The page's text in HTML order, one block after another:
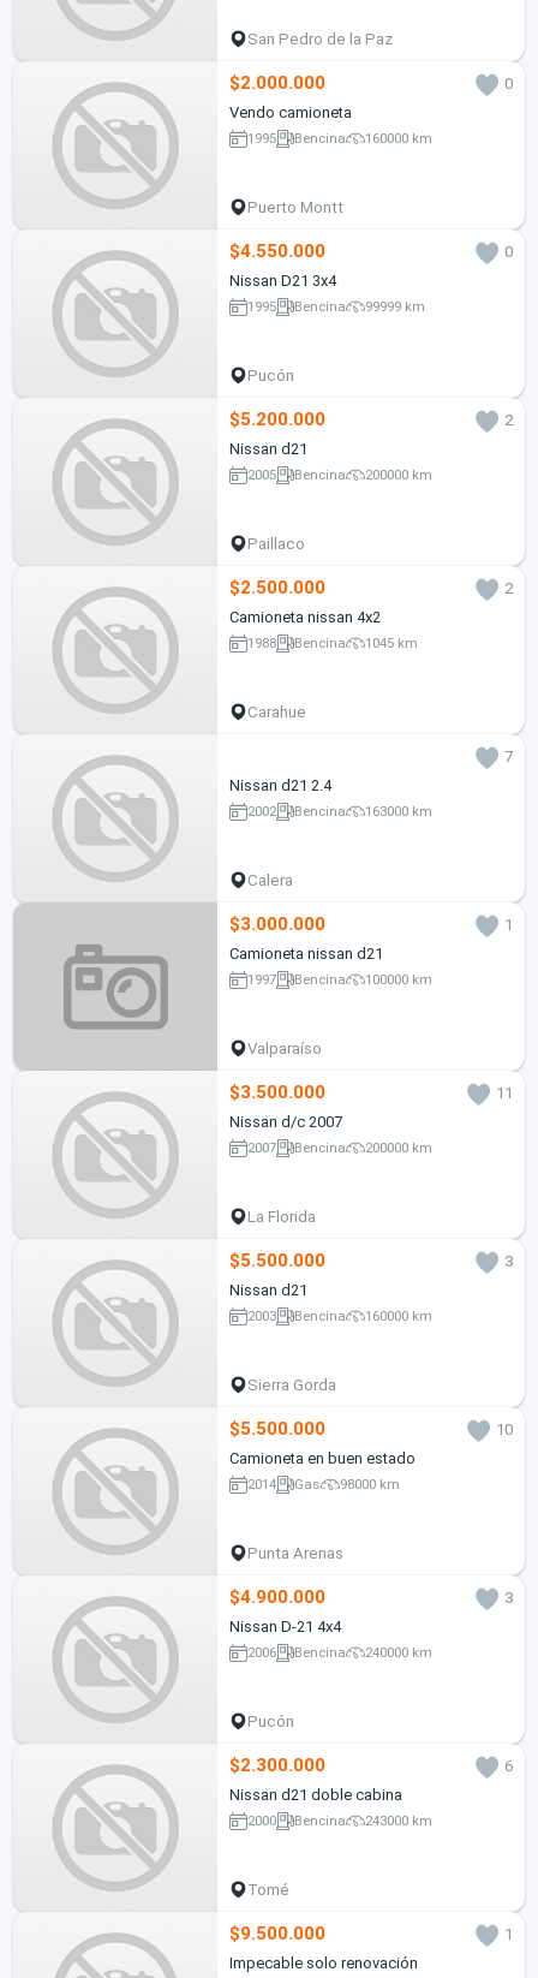
San Pedro de la Paz
$2.000.000
0
Vendo camioneta
1995 Bencina 160000 km
Puerto Montt
$4.550.000
0
Nissan D21 3x4
1995 Bencina 99999 km
Pucón
$5.200.000
2
Nissan d21
2005 Bencina 200000 km
Paillaco
$2.500.000
2
Camioneta nissan 4x2
1988 Bencina 1045 km
Carahue
7
Nissan d21 2.4
2002 Bencina 163000 km
Calera
$3.000.000
1
Camioneta nissan d21
1997 Bencina 100000 km
Valparaíso
$3.500.000
11
Nissan d/c 2007
2007 Bencina 200000 km
La Florida
$5.500.000
3
Nissan d21
2003 Bencina 160000 km
Sierra Gorda
$5.500.000
10
Camioneta en buen estado
2014 Gas 98000 km
Punta Arenas
$4.900.000
3
Nissan D-21 4x4
2006 Bencina 240000 km
Pucón
$2.300.000
6
Nissan d21 doble cabina
2000 Bencina 243000 km
Tomé
$9.500.000
1
Impecable solo renovación